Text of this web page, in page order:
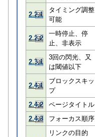
2.2.1
タイミング調整
可能
2.2.2
一時停止、停
止、非表示
2.3.1
3回の閃光、又
は閾値以下
2.4.1
ブロックスキッ
プ
2.4.2 ページタイトル
2.4.3
フォーカス順序
リンクの目的